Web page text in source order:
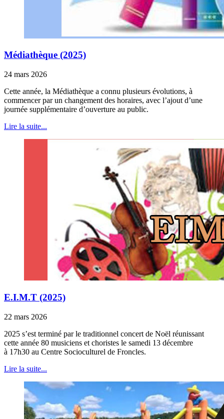
Médiathèque (2025)
24 mars 2026
Cette année, la Médiathèque a connu plusieurs évolutions, à
commencer par un changement des horaires, avec l’ajout d’une
journée supplémentaire d’ouverture au public.
Lire la suite...
E.I.M.T (2025)
22 mars 2026
2025 s’est terminé par le traditionnel concert de Noël réunissant
cette année 80 musiciens et choristes le samedi 13 décembre
à 17h30 au Centre Socioculturel de Froncles.
Lire la suite...